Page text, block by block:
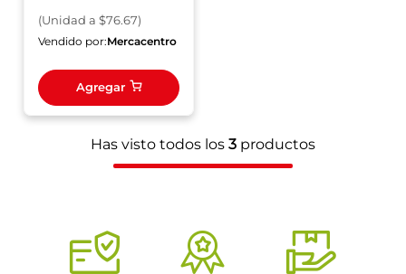
(Unidad a $76.67)
Vendido por:Mercacentro
Agregar
Has visto todos los 3 productos